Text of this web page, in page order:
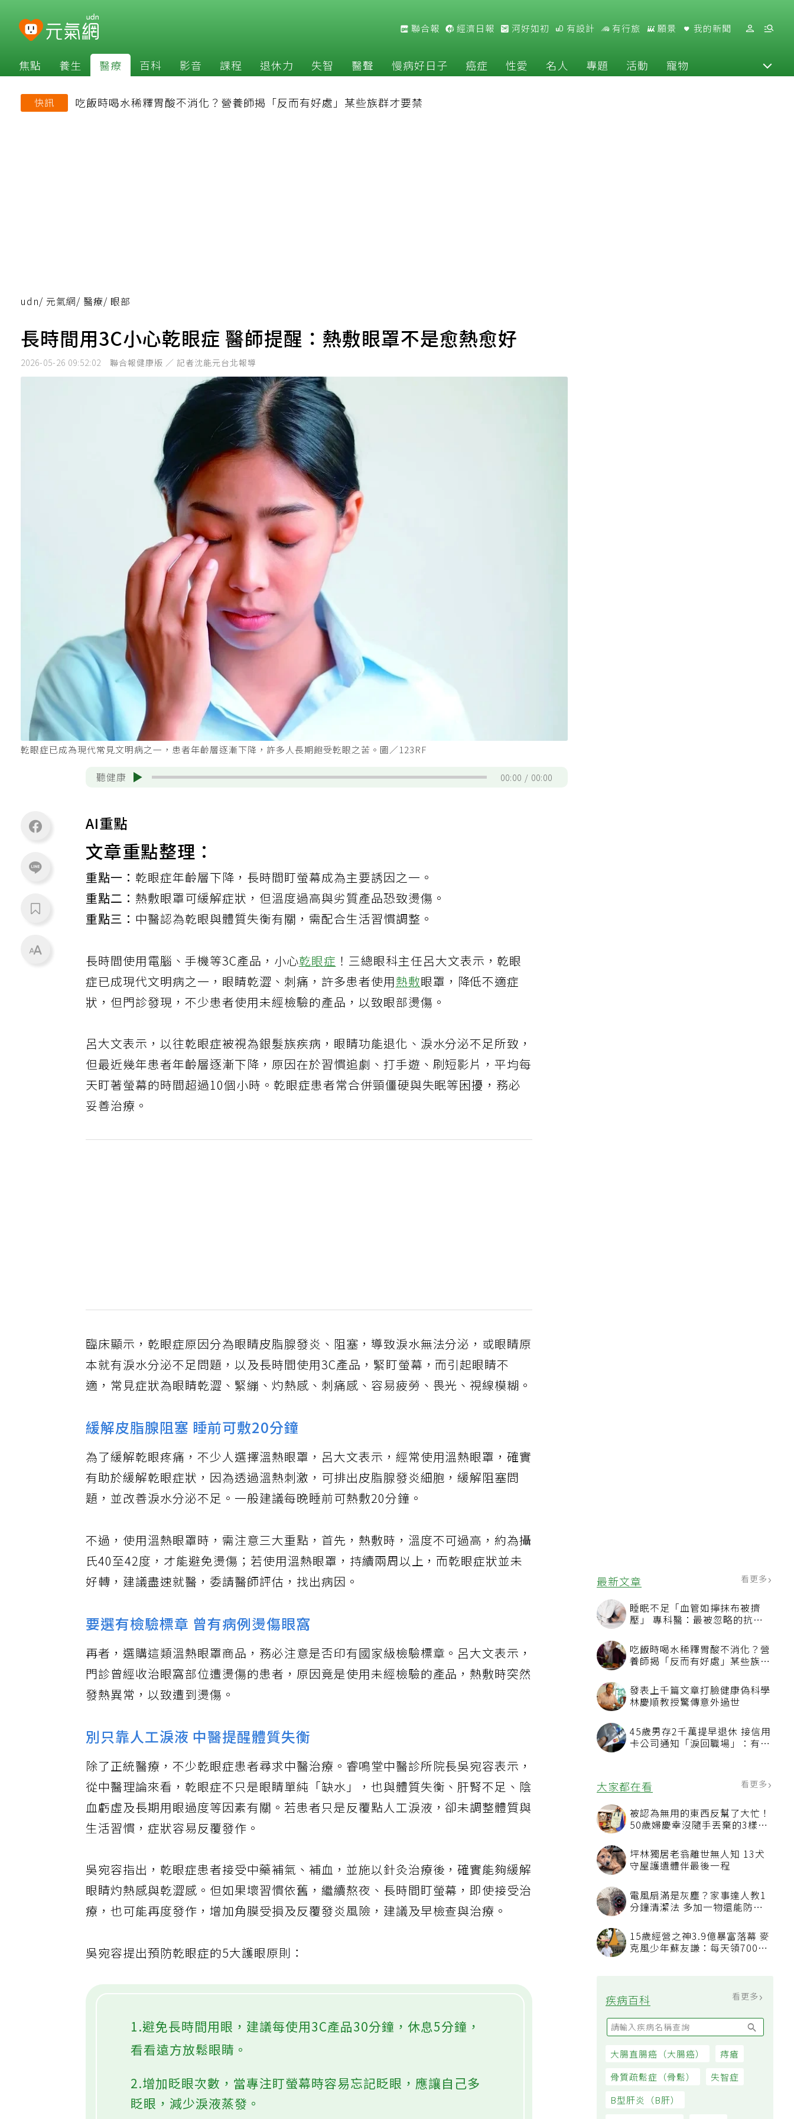
聯合報 經濟日報 河好如初 有設計 有行旅 願景 我的新聞
焦點 養生 醫療 百科 影音 課程 退休力 失智 醫聲 慢病好日子 癌症 性愛 名人 專題 活動 寵物
快訊 吃飯時喝水稀釋胃酸不消化？營養師揭「反而有好處」某些族群才要禁
最新文章 看更多
睡眠不足「血管如擰抹布被擠
壓」 專科醫：最被忽略的抗老
吃飯時喝水稀釋胃酸不消化？營
養師揭「反而有好處」某些族群
發表上千篇文章打臉健康偽科學
林慶順教授驚傳意外過世
45歲男存2千萬提早退休 接信用
卡公司通知「淚回職場」：有錢
大家都在看
被認為無用的東西反幫了大忙！
50歲婦慶幸沒隨手丟棄的3樣物
坪林獨居老翁離世無人知 13犬
守屋護遺體伴最後一程
電風扇滿是灰塵？家事達人教1
汙附著
15歲經營之神3.9億暴富落幕 麥
疾病百科
udn/ 元氣網/ 醫療/ 眼部
長時間用3C小心乾眼症 醫師提醒：熱敷眼罩不是愈熱愈好
2026-05-26 09:52:02 聯合報健康版 ／ 記者沈能元台北報導
乾眼症已成為現代常見文明病之一，患者年齡層逐漸下降，許多人長期飽受乾眼之苦。圖／123RF
聽健康 00:00 00:00
AI重點
文章重點整理：
重點一： 乾眼症年齡層下降，長時間盯螢幕成為主要誘因之一。
重點二： 熱敷眼罩可緩解症狀，但溫度過高與劣質產品恐致燙傷。
重點三： 中醫認為乾眼與體質失衡有關，需配合生活習慣調整。
長時間使用電腦、手機等3C產品，小心乾眼症 ！三總眼科主任呂大文表示，乾眼
症已成現代文明病之一，眼睛乾澀、刺痛，許多患者使用熱敷眼罩，降低不適症
狀，但門診發現，不少患者使用未經檢驗的產品，以致眼部燙傷。
呂大文表示，以往乾眼症被視為銀髮族疾病，眼睛功能退化、淚水分泌不足所致，
但最近幾年患者年齡層逐漸下降，原因在於習慣追劇、打手遊、刷短影片，平均每
天盯著螢幕的時間超過10個小時。乾眼症患者常合併頸僵硬與失眠等困擾，務必
妥善治療。
臨床顯示，乾眼症原因分為眼睛皮脂腺發炎、阻塞，導致淚水無法分泌，或眼睛原
本就有淚水分泌不足問題，以及長時間使用3C產品，緊盯螢幕，而引起眼睛不
適，常見症狀為眼睛乾澀、緊繃、灼熱感、刺痛感、容易疲勞、畏光、視線模糊。
緩解皮脂腺阻塞 睡前可敷20分鐘
為了緩解乾眼疼痛，不少人選擇溫熱眼罩，呂大文表示，經常使用溫熱眼罩，確實
有助於緩解乾眼症狀，因為透過溫熱刺激，可排出皮脂腺發炎細胞，緩解阻塞問
題，並改善淚水分泌不足。一般建議每晚睡前可熱敷20分鐘。
不過，使用溫熱眼罩時，需注意三大重點，首先，熱敷時，溫度不可過高，約為攝
氏40至42度，才能避免燙傷；若使用溫熱眼罩，持續兩周以上，而乾眼症狀並未
好轉，建議盡速就醫，委請醫師評估，找出病因。
要選有檢驗標章 曾有病例燙傷眼窩
再者，選購這類溫熱眼罩商品，務必注意是否印有國家級檢驗標章。呂大文表示，
門診曾經收治眼窩部位遭燙傷的患者，原因竟是使用未經檢驗的產品，熱敷時突然
發熱異常，以致遭到燙傷。
別只靠人工淚液 中醫提醒體質失衡
除了正統醫療，不少乾眼症患者尋求中醫治療。睿鳴堂中醫診所院長吳宛容表示，
從中醫理論來看，乾眼症不只是眼睛單純「缺水」，也與體質失衡、肝腎不足、陰
血虧虛及長期用眼過度等因素有關。若患者只是反覆點人工淚液，卻未調整體質與
生活習慣，症狀容易反覆發作。
吳宛容指出，乾眼症患者接受中藥補氣、補血，並施以針灸治療後，確實能夠緩解
眼睛灼熱感與乾澀感。但如果壞習慣依舊，繼續熬夜、長時間盯螢幕，即使接受治
療，也可能再度發作，增加角膜受損及反覆發炎風險，建議及早檢查與治療。
吳宛容提出預防乾眼症的5大護眼原則：
1.避免長時間用眼，建議每使用3C產品30分鐘，休息5分鐘，
看看遠方放鬆眼睛。
2.增加眨眼次數，當專注盯螢幕時容易忘記眨眼，應讓自己多
眨眼，減少淚液蒸發。